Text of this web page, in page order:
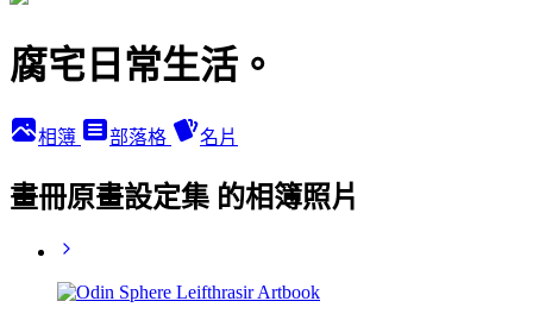
腐宅日常生活。
相簿 部落格 名片
畫冊原畫設定集 的相簿照片